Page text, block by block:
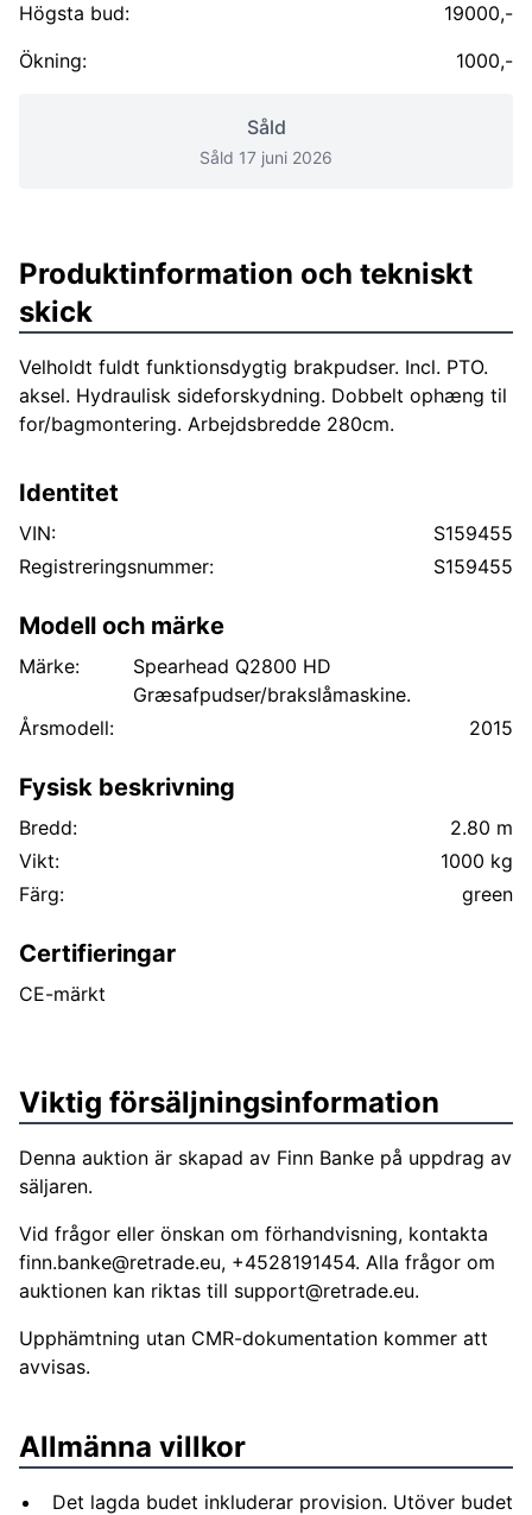
Högsta bud:
19000,-
Ökning:
1000,-
Såld
Såld 17 juni 2026
Produktinformation och tekniskt
skick
Velholdt fuldt funktionsdygtig brakpudser. Incl. PTO.
aksel. Hydraulisk sideforskydning. Dobbelt ophæng til
for/bagmontering. Arbejdsbredde 280cm.
Identitet
VIN:
S159455
Registreringsnummer:
S159455
Modell och märke
Märke:
Spearhead Q2800 HD
Græsafpudser/brakslåmaskine.
Årsmodell:
2015
Fysisk beskrivning
Bredd:
2.80 m
Vikt:
1000 kg
Färg:
green
Certifieringar
CE-märkt
Viktig försäljningsinformation
Denna auktion är skapad av Finn Banke på uppdrag av
säljaren.
Vid frågor eller önskan om förhandvisning, kontakta
finn.banke@retrade.eu, +4528191454. Alla frågor om
auktionen kan riktas till support@retrade.eu.
Upphämtning utan CMR-dokumentation kommer att
avvisas.
Allmänna villkor
Det lagda budet inkluderar provision. Utöver budet